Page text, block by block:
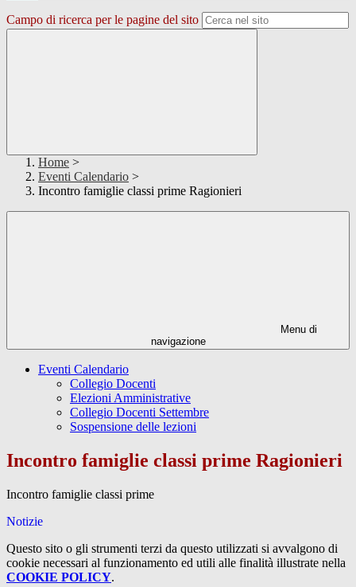
Campo di ricerca per le pagine del sito
Home >
Eventi Calendario >
Incontro famiglie classi prime Ragionieri
Menu di
navigazione
Eventi Calendario
Collegio Docenti
Elezioni Amministrative
Collegio Docenti Settembre
Sospensione delle lezioni
Incontro famiglie classi prime Ragionieri
Incontro famiglie classi prime
Notizie
Questo sito o gli strumenti terzi da questo utilizzati si avvalgono di
cookie necessari al funzionamento ed utili alle finalità illustrate nella
COOKIE POLICY.